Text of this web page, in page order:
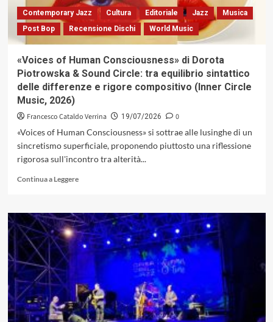
e
culture
amerindie
2026)
Contemporary Jazz Cultura Editoriale Jazz
Musica
Post Bop
Recensione Dischi World Music
«Voices of Human Consciousness» di Dorota
Piotrowska & Sound Circle: tra equilibrio sintattico
delle differenze e rigore compositivo (Inner Circle
Music, 2026)
Francesco Cataldo Verrina 19/07/2026
0
«Voices of Human Consciousness» si sottrae alle lusinghe di un
sincretismo superficiale, proponendo piuttosto una riflessione
rigorosa sull'incontro tra alterità...
Continua a LeggereLeggi
su
«Voices
of
Human
Consciousness»
Dorota
Piotrowska
&
Sound